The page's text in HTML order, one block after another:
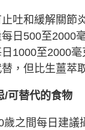
吐和緩解關節
日500至2000
1000至2000毫
，但比生薑萃
/可替代的食物
歲之間每日建議